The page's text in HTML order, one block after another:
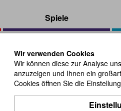
Spiele
Wir verwenden Cookies
Wir können diese zur Analyse
anzuzeigen und Ihnen ein
Cookies öffnen Sie die